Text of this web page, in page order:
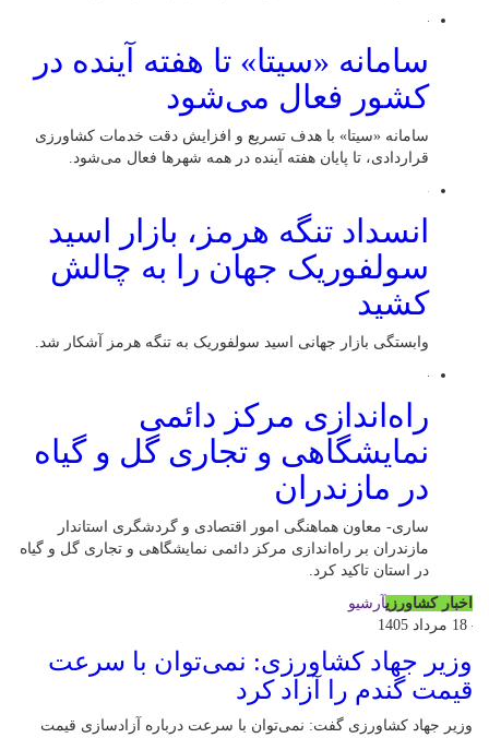
سامانه «سیتا» تا هفته آینده در
کشور فعال می‌شود
سامانه «سیتا» با هدف تسریع و افزایش دقت خدمات کشاورزی
قراردادی، تا پایان هفته آینده در همه شهرها فعال می‌شود.
انسداد تنگه هرمز، بازار اسید
سولفوریک جهان را به چالش
کشید
وابستگی بازار جهانی اسید سولفوریک به تنگه هرمز آشکار شد.
راه‌اندازی مرکز دائمی
نمایشگاهی و تجاری گل و گیاه
در مازندران
ساری- معاون هماهنگی امور اقتصادی و گردشگری استاندار
مازندران بر راه‌اندازی مرکز دائمی نمایشگاهی و تجاری گل و گیاه
در استان تاکید کرد.
اخبار کشاورزیآرشیو
18 مرداد 1405
وزیر جهاد کشاورزی: نمی‌توان با سرعت
قیمت گندم را آزاد کرد
وزیر جهاد کشاورزی گفت: نمی‌توان با سرعت درباره آزادسازی قیمت